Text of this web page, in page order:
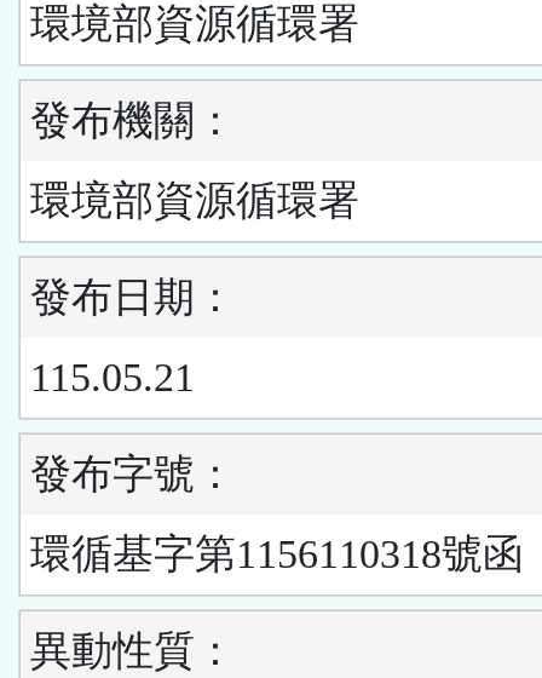
環境部資源循環署
發布機關：
環境部資源循環署
發布日期：
115.05.21
發布字號：
環循基字第1156110318號函
異動性質：